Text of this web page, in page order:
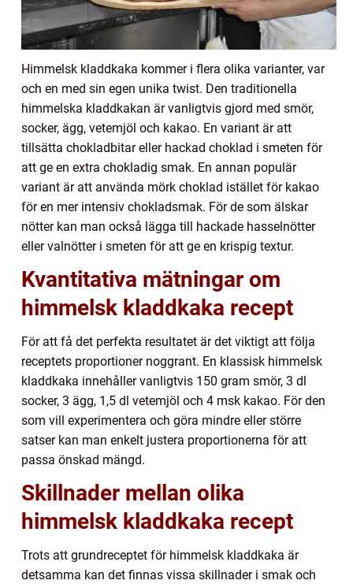
Himmelsk kladdkaka kommer i flera olika varianter, var
och en med sin egen unika twist. Den traditionella
himmelska kladdkakan är vanligtvis gjord med smör,
socker, ägg, vetemjöl och kakao. En variant är att
tillsätta chokladbitar eller hackad choklad i smeten för
att ge en extra chokladig smak. En annan populär
variant är att använda mörk choklad istället för kakao
för en mer intensiv chokladsmak. För de som älskar
nötter kan man också lägga till hackade hasselnötter
eller valnötter i smeten för att ge en krispig textur.
Kvantitativa mätningar om
himmelsk kladdkaka recept
För att få det perfekta resultatet är det viktigt att följa
receptets proportioner noggrant. En klassisk himmelsk
kladdkaka innehåller vanligtvis 150 gram smör, 3 dl
socker, 3 ägg, 1,5 dl vetemjöl och 4 msk kakao. För den
som vill experimentera och göra mindre eller större
satser kan man enkelt justera proportionerna för att
passa önskad mängd.
Skillnader mellan olika
himmelsk kladdkaka recept
Trots att grundreceptet för himmelsk kladdkaka är
detsamma kan det finnas vissa skillnader i smak och